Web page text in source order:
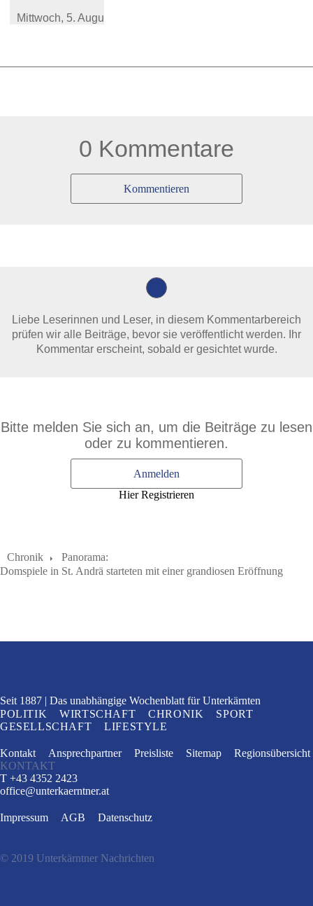
Mittwoch, 5. August 2026
0 Kommentare
Kommentieren
Liebe Leserinnen und Leser, in diesem Kommentarbereich
prüfen wir alle Beiträge, bevor sie veröffentlicht werden. Ihr
Kommentar erscheint, sobald er gesichtet wurde.
Bitte melden Sie sich an, um die Beiträge zu lesen
oder zu kommentieren.
Anmelden
Hier Registrieren
Chronik
Panorama:
Domspiele in St. Andrä starteten mit einer grandiosen Eröffnung
Seit 1887 Das unabhängige Wochenblatt für Unterkärnten
POLITIK
WIRTSCHAFT CHRONIK
SPORT
GESELLSCHAFT
LIFESTYLE
Kontakt Ansprechpartner Preisliste Sitemap
Regionsübersicht
KONTAKT
T +43 4352 2423
office@unterkaerntner.at
Impressum AGB Datenschutz
© 2019 Unterkärntner Nachrichten